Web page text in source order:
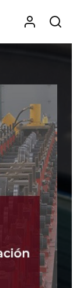
Esneca TV
el